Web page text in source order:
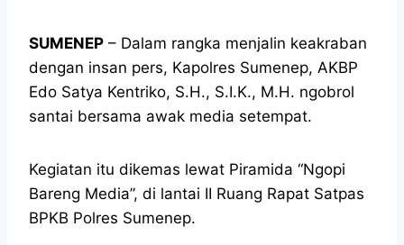
SUMENEP – Dalam rangka menjalin keakraban
dengan insan pers, Kapolres Sumenep, AKBP
Edo Satya Kentriko, S.H., S.I.K., M.H. ngobrol
santai bersama awak media setempat.
Kegiatan itu dikemas lewat Piramida “Ngopi
Bareng Media”, di lantai II Ruang Rapat Satpas
BPKB Polres Sumenep.